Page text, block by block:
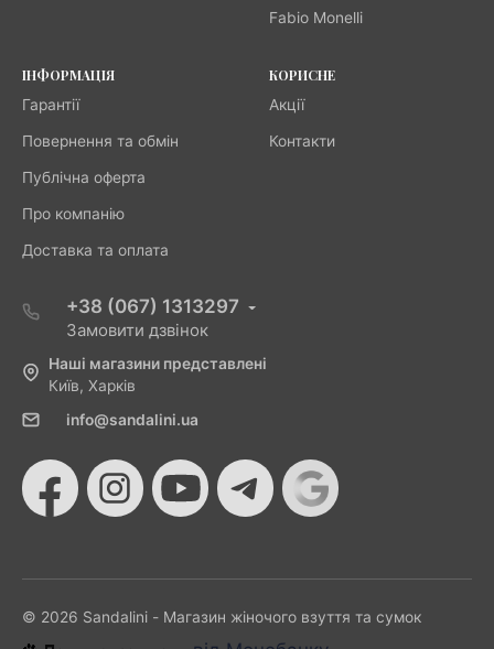
Fabio Monelli
ІНФОРМАЦІЯ
Гарантії
Повернення та обмін
Публічна оферта
Про компанію
Доставка та оплата
КОРИСНЕ
Акції
Контакти
+38 (067) 1313297
Замовити дзвінок
Наші магазини представлені
Київ, Харків
info@sandalini.ua
© 2026 Sandalini - Магазин жіночого взуття та сумок